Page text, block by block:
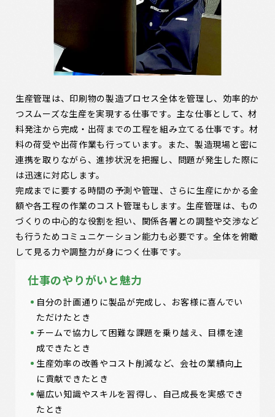
生産管理は、印刷物の製造プロセス全体を管理し、効率的か
つスムーズな生産を実現する仕事です。主な仕事として、材
料発注から完成・出荷までの工程を組み立てる仕事です。材
料の荷受や出荷作業も行っています。また、製造現場と密に
連携を取りながら、進捗状況を把握し、問題が発生した際に
は迅速に対応します。
完成までに要する時間の予測や管理、さらに生産にかかる金
額や各工程の作業のコスト管理もします。生産管理は、もの
づくりの中心的な役割を担い、関係各署との調整や交渉など
も行うためコミュニケーション能力も必要です。全体を俯瞰
して見る力や調整力が身につく仕事です。
仕事のやりがいと魅力
自分の計画通りに製品が完成し、お客様に喜んでい
ただけたとき
チームで協力して困難な課題を乗り越え、目標を達
成できたとき
生産効率の改善やコスト削減など、会社の業績向上
に貢献できたとき
幅広い知識やスキルを習得し、自己成長を実感でき
たとき